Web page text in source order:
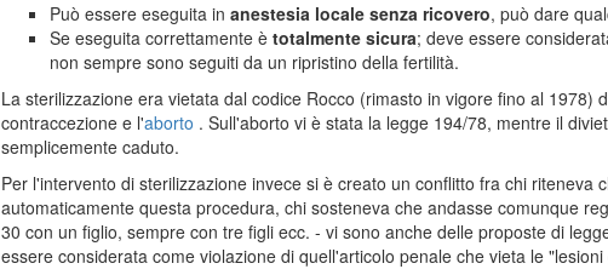
Può essere eseguita in anestesia locale senza ricovero, può dare
Se eseguita correttamente è totalmente sicura; deve essere
non sempre sono seguiti da un ripristino della fertilità.
La sterilizzazione era vietata dal codice Rocco (rimasto in vigore fino al 1978)
contraccezione e l'aborto . Sull'aborto vi è stata la legge 194/78, mentre il
semplicemente caduto.
Per l'intervento di sterilizzazione invece si è creato un conflitto fra chi riteneva
automaticamente questa procedura, chi sosteneva che andasse comunque
30 con un figlio, sempre con tre figli ecc. - vi sono anche delle proposte di
essere considerata come violazione di quell'articolo penale che vieta le